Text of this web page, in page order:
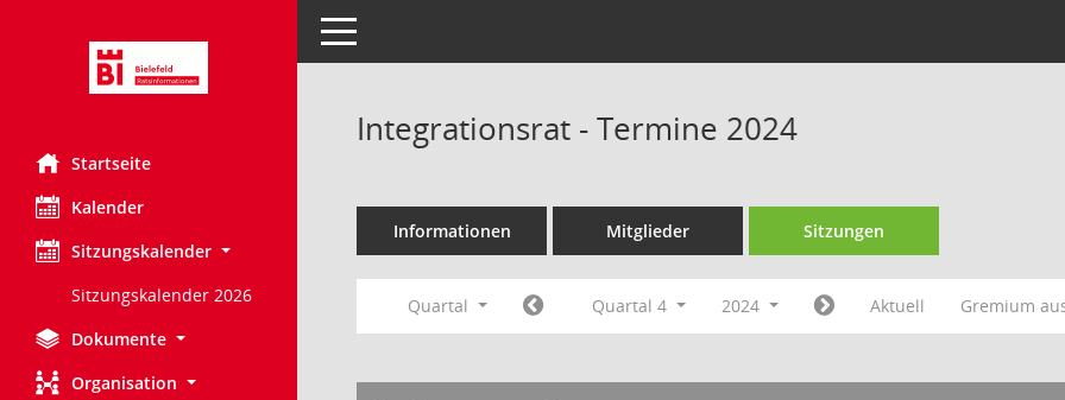
Startseite
Kalender
Sitzungskalender
Sitzungskalender 2026
Dokumente
Organisation
Toggle navigation
Integrationsrat - Termine 2024
Informationen Mitglieder Sitzungen
Quartal Quartal 4 2024 Aktuell Gremium